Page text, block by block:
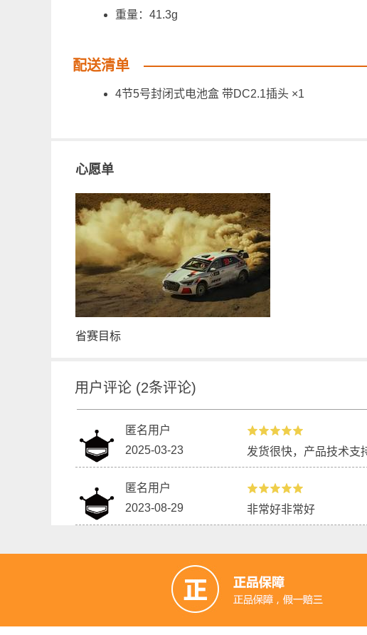
重量：41.3g
配送清单
4节5号封闭式电池盒 带DC2.1插头 ×1
心愿单
省赛目标
用户评论 (2条评论)
匿名用户
2025-03-23
发货很快，产品技术支
匿名用户
2023-08-29
非常好非常好